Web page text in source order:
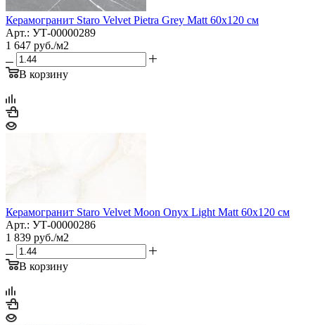
Керамогранит Staro Velvet Pietra Grey Matt 60x120 см
Арт.: УТ-00000289
1 647 руб./м2
В корзину
Керамогранит Staro Velvet Moon Onyx Light Matt 60x120 см
Арт.: УТ-00000286
1 839 руб./м2
В корзину